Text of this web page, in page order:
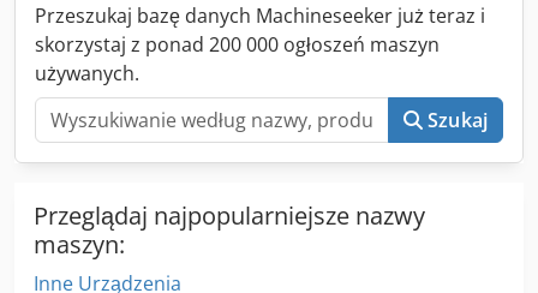
Przeszukaj bazę danych Machineseeker już teraz i
skorzystaj z ponad 200 000 ogłoszeń maszyn
używanych.
Szukaj
Przeglądaj najpopularniejsze nazwy
maszyn:
Inne Urządzenia